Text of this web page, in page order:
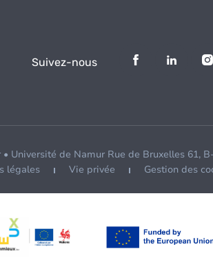
Suivez-nous
• Université de Namur Rue de Bruxelles 61,
légales
Vie privée Gestion des